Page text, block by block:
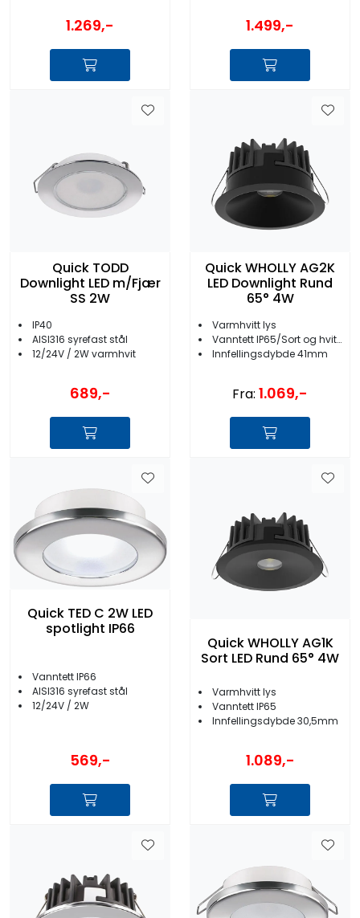
1.269,- 1.499,-
Quick TODD
Downlight LED m/Fjær
SS 2W
IP40
AISI316 syrefast stål
12/24V / 2W varmhvit
689,-
Quick WHOLLY AG2K
LED Downlight Rund
65° 4W
Varmhvitt lys
Vanntett IP65/Sort og hvit variant
Innfellingsdybde 41mm
Fra: 1.069,-
Quick TED C 2W LED
spotlight IP66
Vanntett IP66
AISI316 syrefast stål
12/24V / 2W
569,-
Quick WHOLLY AG1K
Sort LED Rund 65° 4W
Varmhvitt lys
Vanntett IP65
Innfellingsdybde 30,5mm
1.089,-